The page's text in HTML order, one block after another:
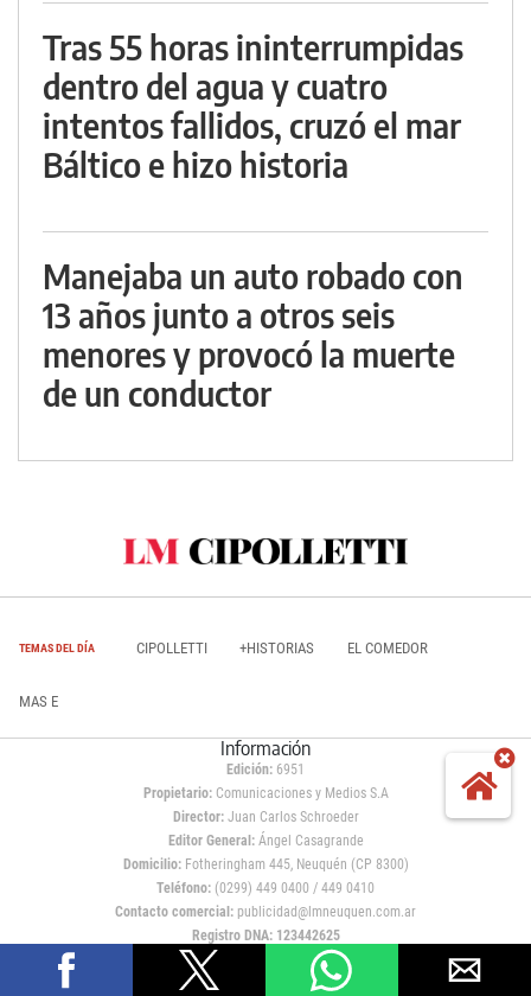
Tras 55 horas ininterrumpidas
dentro del agua y cuatro
intentos fallidos, cruzó el mar
Báltico e hizo historia
Manejaba un auto robado con
13 años junto a otros seis
menores y provocó la muerte
de un conductor
TEMAS DEL DÍA CIPOLLETTI +HISTORIAS EL COMEDOR
MAS E
Información
Edición: 6951
Propietario:Comunicaciones y Medios S.A
Director: Juan Carlos Schroeder
Editor General:Ángel Casagrande
Domicilio:Fotheringham 445, Neuquén (CP 8300)
Teléfono: (0299) 449 0400 / 449 0410
Contacto comercial: publicidad@lmneuquen.com.ar
Registro DNA: 123442625